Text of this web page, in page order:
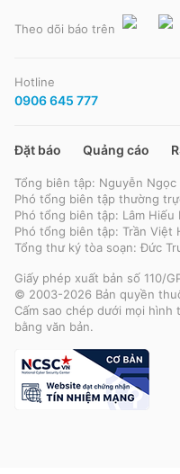
Theo dõi báo trên
Hotline
0906 645 777
Đặt báo Quảng cáo
Tổng biên tập: Nguyễn Ngọc
Phó tổng biên tập thường
Phó tổng biên tập: Lâm Hiếu
Phó tổng biên tập: Trần Việt
Tổng thư ký tòa soạn: Đức
Giấy phép xuất bản số 110/
© 2003-2026 Bản quyền
Cấm sao chép dưới mọi
bằng văn bản.